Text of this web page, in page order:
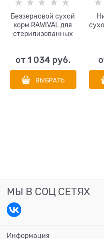
Беззерновой сухой
корм RAWIVAL для
стерилизованных
the Sky STERILISED
CAT Adult Duck &
Turkey
от 1 034 руб.
ВЫБРАТЬ
МЫ В СОЦ СЕТЯХ
Информация